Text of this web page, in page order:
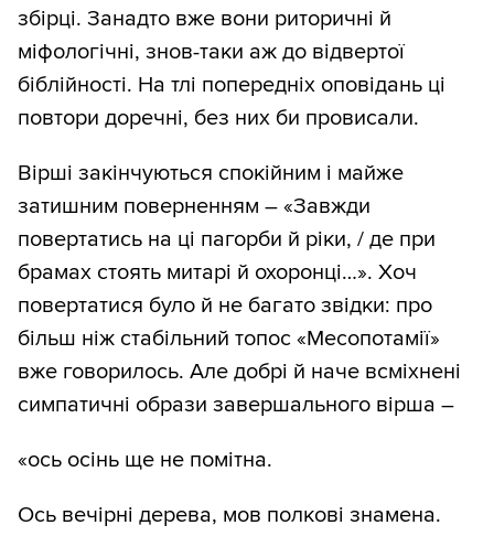
збірці. Занадто вже вони риторичні й
міфологічні, знов-таки аж до відвертої
біблійності. На тлі попередніх оповідань ці
повтори доречні, без них би провисали.
Вірші закінчуються спокійним і майже
затишним поверненням – «Завжди
повертатись на ці пагорби й ріки, / де при
брамах стоять митарі й охоронці…». Хоч
повертатися було й не багато звідки: про
більш ніж стабільний топос «Месопотамії»
вже говорилось. Але добрі й наче всміхнені
симпатичні образи завершального вірша –
«ось осінь ще не помітна.
Ось вечірні дерева, мов полкові знамена.